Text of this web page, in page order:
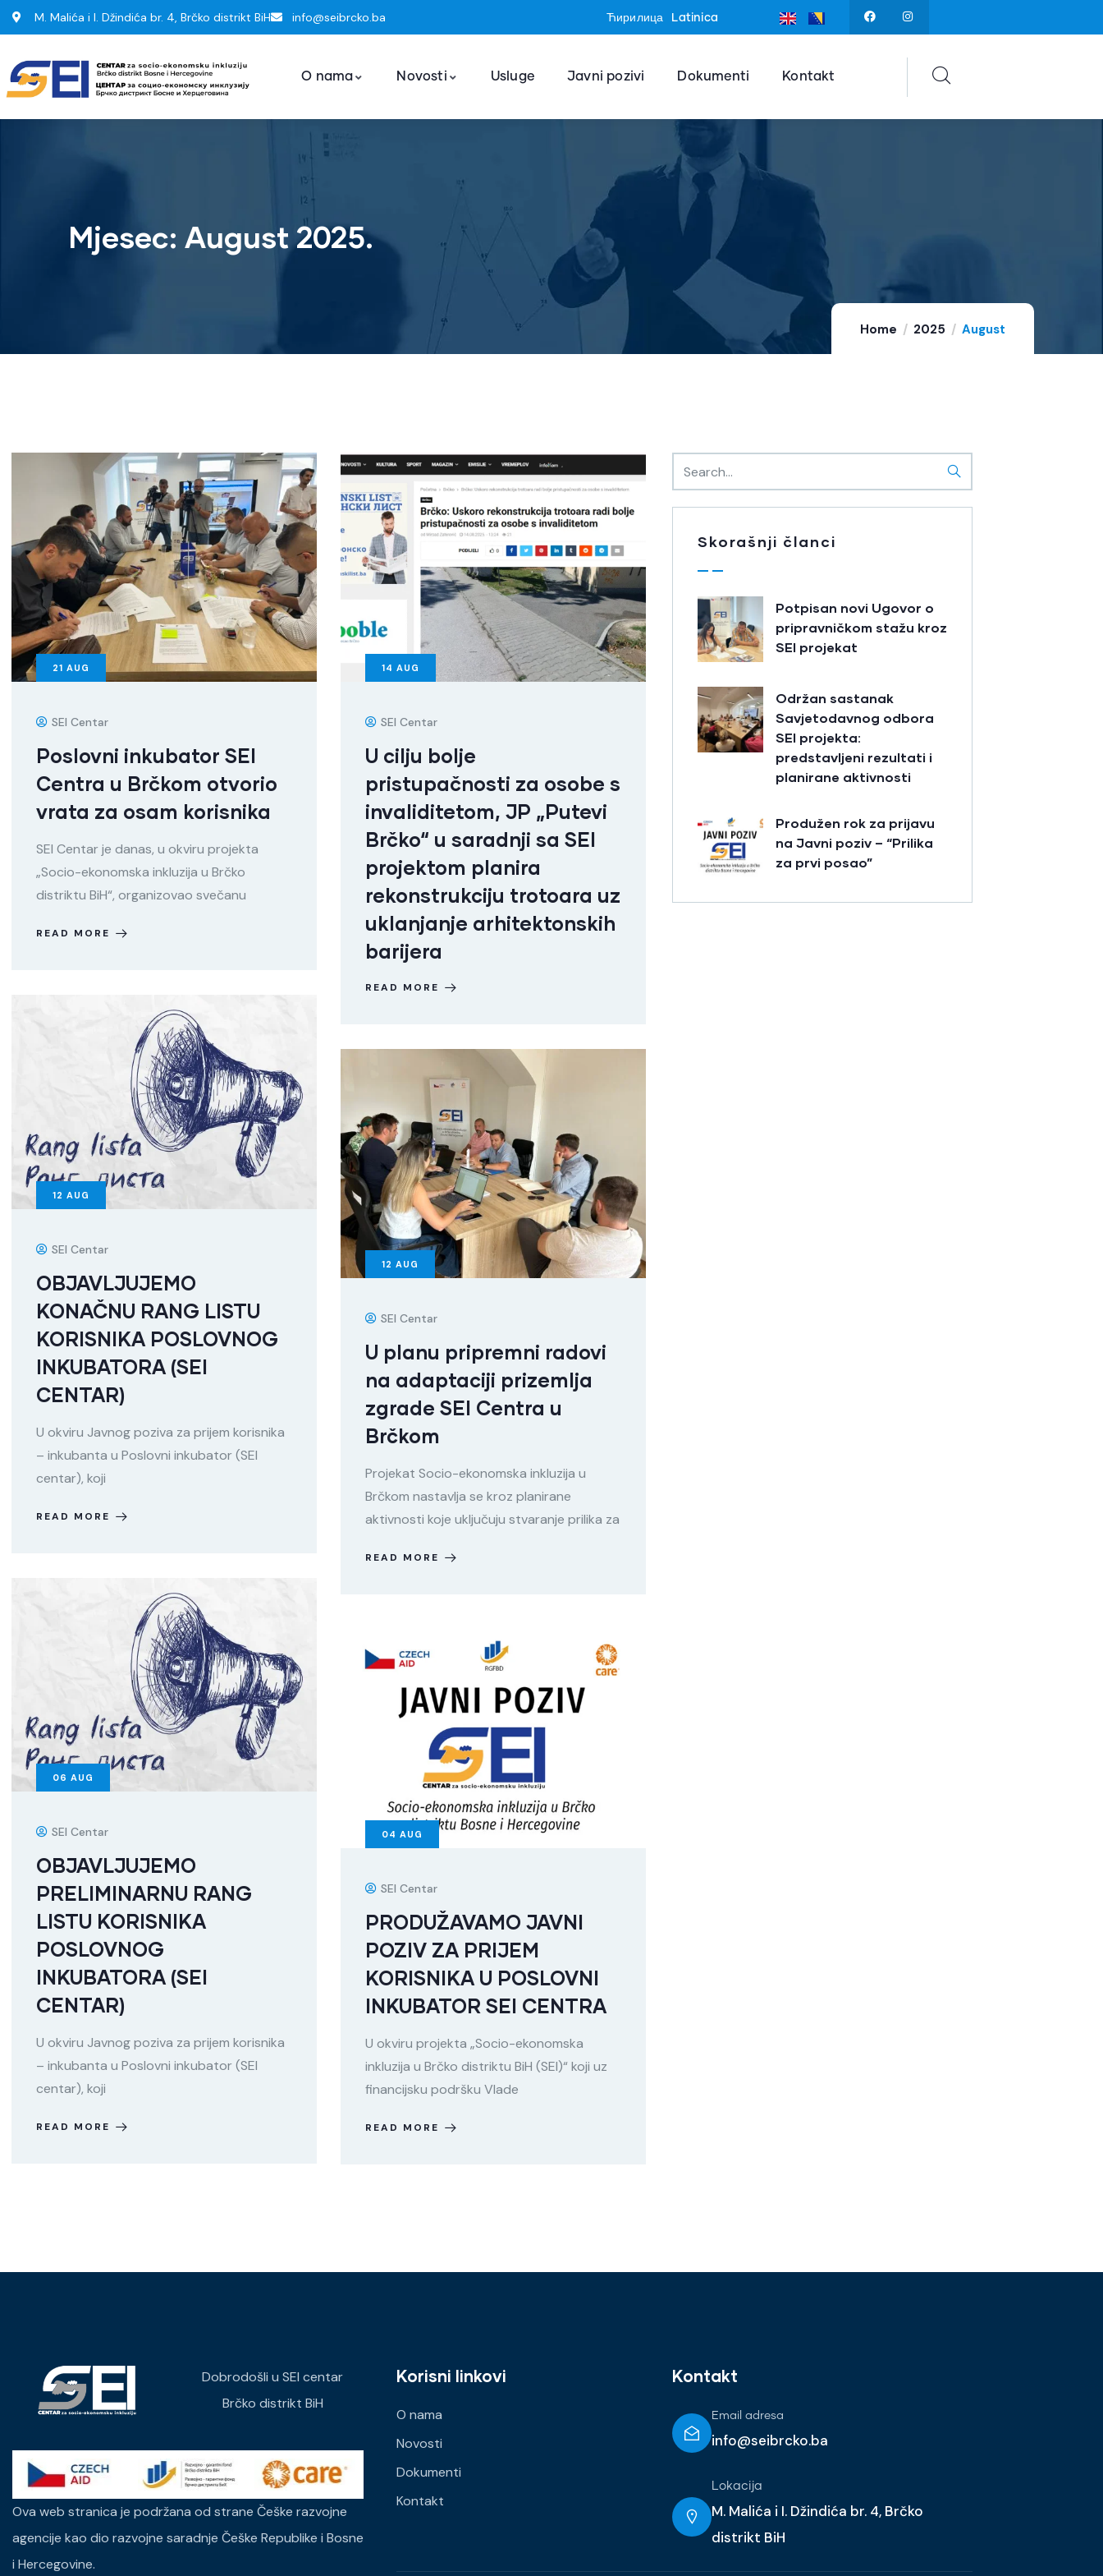
M. Malića i I. Džindića br. 4, Brčko distrikt BiH info@seibrcko.ba Ћирилица Latinica
O nama Novosti Usluge Javni pozivi Dokumenti Kontakt
Mjesec: August 2025.
Home 2025 August
21 AUG
SEI Centar
Poslovni inkubator SEI
Centra u Brčkom otvorio
vrata za osam korisnika
SEI Centar je danas, u okviru projekta
„Socio-ekonomska inkluzija u Brčko
distriktu BiH“, organizovao svečanu
READ MORE
14 AUG
SEI Centar
U cilju bolje
pristupačnosti za osobe s
invaliditetom, JP „Putevi
Brčko“ u saradnji sa SEI
projektom planira
rekonstrukciju trotoara uz
uklanjanje arhitektonskih
barijera
READ MORE
12 AUG
SEI Centar
OBJAVLJUJEMO
KONAČNU RANG LISTU
KORISNIKA POSLOVNOG
INKUBATORA (SEI
CENTAR)
U okviru Javnog poziva za prijem korisnika
– inkubanta u Poslovni inkubator (SEI
centar), koji
READ MORE
12 AUG
SEI Centar
U planu pripremni radovi
na adaptaciji prizemlja
zgrade SEI Centra u
Brčkom
Projekat Socio-ekonomska inkluzija u
Brčkom nastavlja se kroz planirane
aktivnosti koje uključuju stvaranje prilika za
READ MORE
06 AUG
SEI Centar
OBJAVLJUJEMO
PRELIMINARNU RANG
LISTU KORISNIKA
POSLOVNOG
INKUBATORA (SEI
CENTAR)
U okviru Javnog poziva za prijem korisnika
– inkubanta u Poslovni inkubator (SEI
centar), koji
READ MORE
04 AUG
SEI Centar
PRODUŽAVAMO JAVNI
POZIV ZA PRIJEM
KORISNIKA U POSLOVNI
INKUBATOR SEI CENTRA
U okviru projekta „Socio-ekonomska
inkluzija u Brčko distriktu BiH (SEI)“ koji uz
financijsku podršku Vlade
READ MORE
Skorašnji članci
Potpisan novi Ugovor o
pripravničkom stažu kroz
SEI projekat
Održan sastanak
Savjetodavnog odbora
SEI projekta:
predstavljeni rezultati i
planirane aktivnosti
Produžen rok za prijavu
na Javni poziv – “Prilika
za prvi posao”
Dobrodošli u SEI centar
Brčko distrikt BiH
Ova web stranica je podržana od strane Češke razvojne
agencije kao dio razvojne saradnje Češke Republike i Bosne
i Hercegovine.
Korisni linkovi
O nama
Novosti
Dokumenti
Kontakt
Kontakt
Email adresa
info@seibrcko.ba
Lokacija
M. Malića i I. Džindića br. 4, Brčko
distrikt BiH